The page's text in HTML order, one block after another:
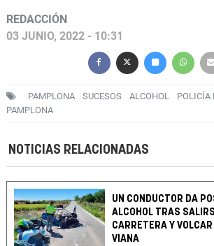
REDACCIÓN
03 JUNIO, 2022 - 10:31
PAMPLONA SUCESOS ALCOHOL
POLICÍA
PAMPLONA
NOTICIAS RELACIONADAS
UN CONDUCTOR DA
ALCOHOL TRAS
CARRETERA Y VOLCAR
VIANA